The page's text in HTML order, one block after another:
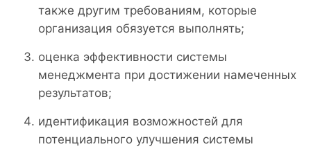
также другим требованиям, которые
организация обязуется выполнять;
оценка эффективности системы
менеджмента при достижении намеченных
результатов;
идентификация возможностей для
потенциального улучшения системы